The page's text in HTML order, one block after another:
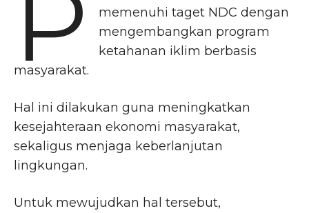
memenuhi taget NDC dengan
mengembangkan program
ketahanan iklim berbasis
masyarakat.
Hal ini dilakukan guna meningkatkan
kesejahteraan ekonomi masyarakat,
sekaligus menjaga keberlanjutan
lingkungan.
Untuk mewujudkan hal tersebut,